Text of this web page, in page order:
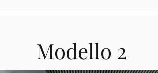
Modello 2
Modello 2